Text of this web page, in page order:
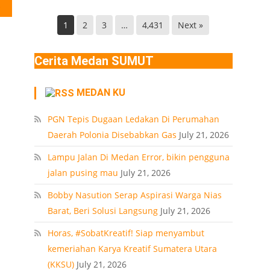
Serdang
Ledakan
Rumah
Polonia
PT
1 2 3 … 4,431 Next »
Cerita Medan SUMUT
MEDAN KU
PGN Tepis Dugaan Ledakan Di Perumahan
Daerah Polonia Disebabkan Gas July 21, 2026
Lampu Jalan Di Medan Error, bikin pengguna
jalan pusing mau July 21, 2026
Bobby Nasution Serap Aspirasi Warga Nias
Barat, Beri Solusi Langsung July 21, 2026
Horas, #SobatKreatif! Siap menyambut
kemeriahan Karya Kreatif Sumatera Utara
(KKSU) July 21, 2026